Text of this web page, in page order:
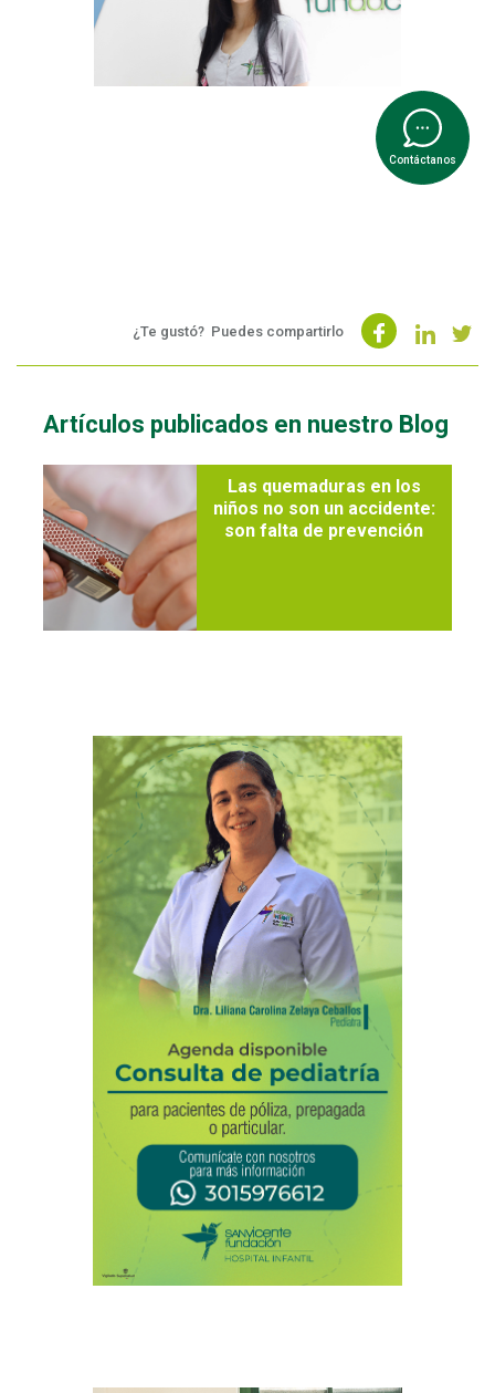
¿Te gustó? Puedes compartirlo
Artículos publicados en nuestro Blog
Las quemaduras en los
niños no son un accidente:
son falta de prevención
Contáctanos